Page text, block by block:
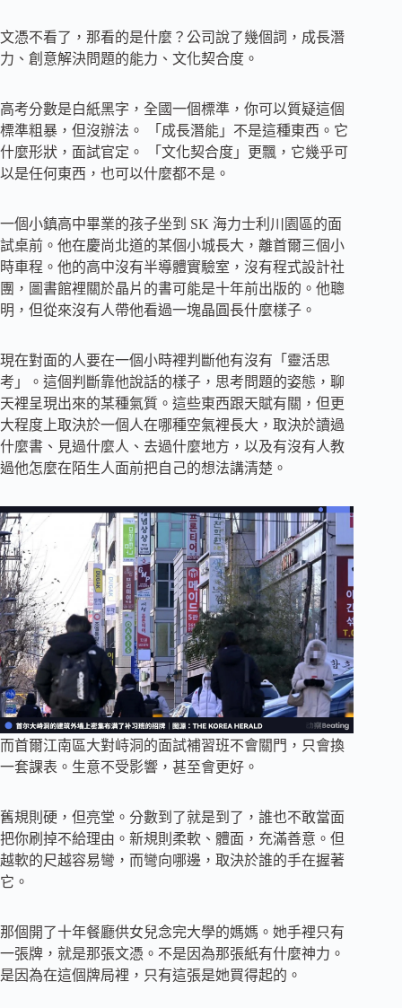
文憑不看了，那看的是什麼？公司說了幾個詞，成長潛
力、創意解決問題的能力、文化契合度。
高考分數是白紙黑字，全國一個標準，你可以質疑這個
標準粗暴，但沒辦法。 「成長潛能」不是這種東西。它
什麼形狀，面試官定。 「文化契合度」更飄，它幾乎可
以是任何東西，也可以什麼都不是。
一個小鎮高中畢業的孩子坐到 SK 海力士利川園區的面
試桌前。他在慶尚北道的某個小城長大，離首爾三個小
時車程。他的高中沒有半導體實驗室，沒有程式設計社
團，圖書館裡關於晶片的書可能是十年前出版的。他聰
明，但從來沒有人帶他看過一塊晶圓長什麼樣子。
現在對面的人要在一個小時裡判斷他有沒有「靈活思
考」。這個判斷靠他說話的樣子，思考問題的姿態，聊
天裡呈現出來的某種氣質。這些東西跟天賦有關，但更
大程度上取決於一個人在哪種空氣裡長大，取決於讀過
什麼書、見過什麼人、去過什麼地方，以及有沒有人教
過他怎麼在陌生人面前把自己的想法講清楚。
而首爾江南區大對峙洞的面試補習班不會關門，只會換
一套課表。生意不受影響，甚至會更好。
舊規則硬，但亮堂。分數到了就是到了，誰也不敢當面
把你刷掉不給理由。新規則柔軟、體面，充滿善意。但
越軟的尺越容易彎，而彎向哪邊，取決於誰的手在握著
它。
那個開了十年餐廳供女兒念完大學的媽媽。她手裡只有
一張牌，就是那張文憑。不是因為那張紙有什麼神力。
是因為在這個牌局裡，只有這張是她買得起的。